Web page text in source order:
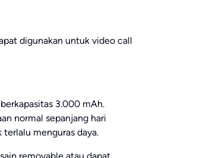
digunakan untuk video call
3.000 mAh.
normal sepanjang hari
menguras daya.
removable atau dapat